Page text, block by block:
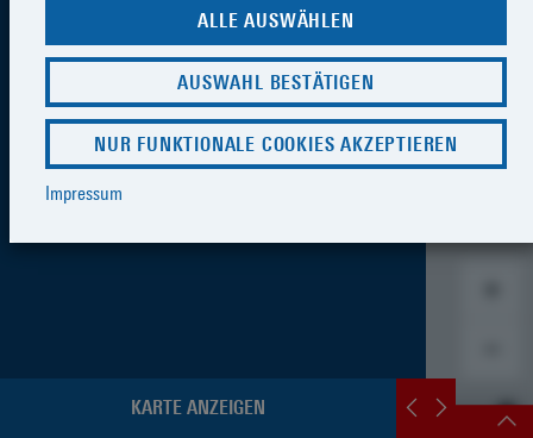
SCHNELLZUGRIFF
KARTE ANZEIGEN
ALLE AUSWÄHLEN
AUSWAHL BESTÄTIGEN
NUR FUNKTIONALE COOKIES AKZEPTIEREN
Impressum